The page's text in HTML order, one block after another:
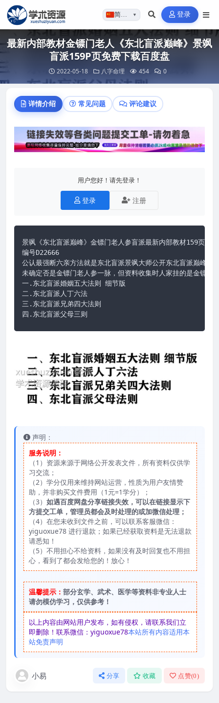
简体…▼ 登录
最新内部教材金镖门老人《东北盲派巅峰》景飒
盲派159P页免费下载百度盘
2022-05-18 八字命理 454 0
详情介绍 常见问题 评论建议
用户您好！请先登录！
登录 注册
景飒《东北盲派巅峰》金镖门老人参盲派最新内部教材159页
编号D22666
公认最强断六亲方法就是东北盲派景飒大师公开东北盲派巅峰。
未确定否是金镖门老人参一脉，但资料收集时人家挂的是金镖门
一.东北盲派婚姻五大法则 细节版
二.东北盲派人丁六法
三.东北盲派兄弟四大法则
四.东北盲派父母三则
声明：
服务说明：
（1）资源来源于网络公开发表文件，所有资料仅供学
习交流；
（2）学分仅用来维持网站运营，性质为用户友情赞
助，并非购买文件费用（1元=1学分）；
（3） 如遇百度网盘分享链接失效，可以在链接显示下
方提交工单，管理员都会及时处理的或加微信处理；
（4）在您未收到文件之前，可以联系客服微信：
yiguoxue78 进行退款；如果已经获取资料是无法退款
请悉知！
（5）不用担心不给资料，如果没有及时回复也不用担
心，看到了都会发给您的！放心！
温馨提示： 部分玄学、武术、医学等资料非专业人士
请勿模仿学习，仅供参考！
以上内容由网站用户发布，如有侵权，请联系我们立
即删除！联系微信：yiguoxue78本站所有内容适用本
站免责声明
小易 分享 收藏 点赞(0)